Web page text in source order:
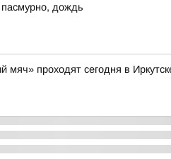
пасмурно, дождь
мяч» проходят сегодня в